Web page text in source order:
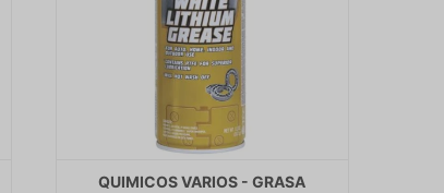
QUIMICOS VARIOS - GRASA